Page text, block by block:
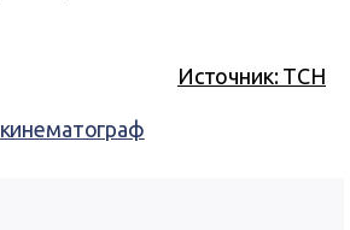
Источник: ТСН
кинематограф